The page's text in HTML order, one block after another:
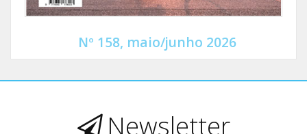
Nº 158, maio/junho 2026
Newsletter